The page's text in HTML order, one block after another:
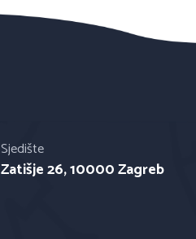
Sjedište
Zatišje 26, 10000 Zagreb